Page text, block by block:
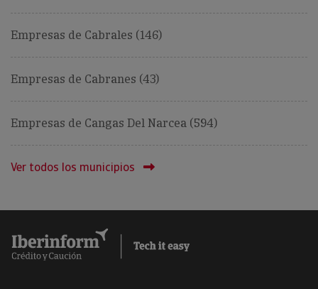
Empresas de Cabrales (146)
Empresas de Cabranes (43)
Empresas de Cangas Del Narcea (594)
Ver todos los municipios